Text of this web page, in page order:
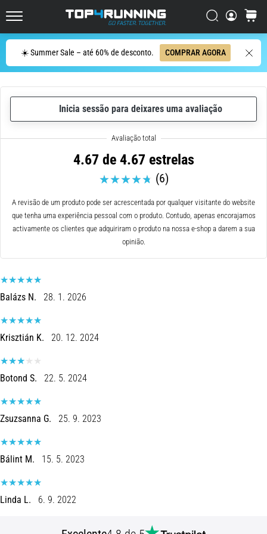
☀️ Summer Sale – até 60% de desconto. COMPRAR AGORA
Procurar
cesto
Procurar
resumido
em
frase:
dói,
mas
vale
pena!
Que
tipos
de…
8 minutos lendo
Corrida
vaivém
e
teste
beep:
O
que
e
como
são
Na
prática,
Inicia sessão para deixares uma avaliação
4.67 de 4.67 estrelas
(6)
A revisão de um produto pode ser acrescentada por qualquer visitante do website
que tenha uma experiência pessoal com o produto. Contudo, apenas encorajamos
activamente os clientes que adquiriram o produto na nossa e-shop a darem a sua
opinião.
Balázs N. 28. 1. 2026
Krisztián K. 20. 12. 2024
Botond S. 22. 5. 2024
Zsuzsanna G. 25. 9. 2023
Bálint M. 15. 5. 2023
Linda L. 6. 9. 2022